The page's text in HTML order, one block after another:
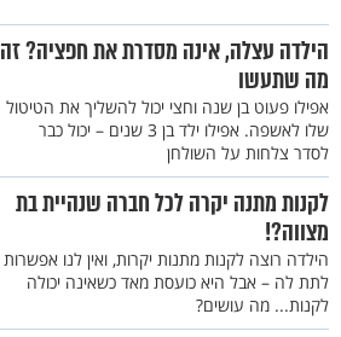
הילדה עצלה, אינה מסדרת את חפציה? זה
מה שתעשו
אפילו פעוט בן שנה וחצי יכול להשליך את הטיטול
שלו לאשפה. אפילו ילד בן 3 שנים – יכול כבר
לסדר צלחות על השולחן
לקנות מתנה יקרה לכל חברה שנהיית בת
מצווה?!
הילדה רוצה לקנות מתנות יקרות, ואין לנו אפשרות
לתת לה – אבל היא כועסת מאד כשאינה יכולה
לקנות... מה עושים?